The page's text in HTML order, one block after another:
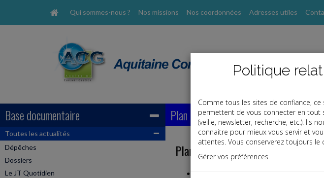
Qui sommes-nous ? Nos missions Nos coordonnées Adresses utiles
Base documentaire
Toutes les actualités
Dépêches
Dossiers
Le JT Quotidien
Plan
Plan du site
Accueil
Politique
Comme tous les sites de confiance,
permettent de vous connecter en tout
(veille, newsletter, recherche, etc.). Ils
connaitre pour mieux vous servir et
attentes. Vous conserverez toujours
Gérer vos préférences